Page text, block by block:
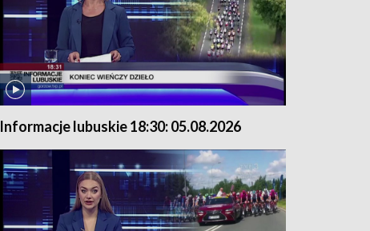
Informacje lubuskie 18:30: 05.08.2026